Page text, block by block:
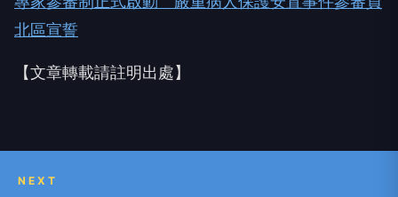
北區宣誓
【文章轉載請註明出處】
NEXT